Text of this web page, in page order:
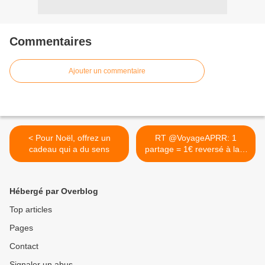
Commentaires
Ajouter un commentaire
< Pour Noël, offrez un
cadeau qui a du sens
RT @VoyageAPRR: 1
partage = 1€ reversé à la...
>
Hébergé par Overblog
Top articles
Pages
Contact